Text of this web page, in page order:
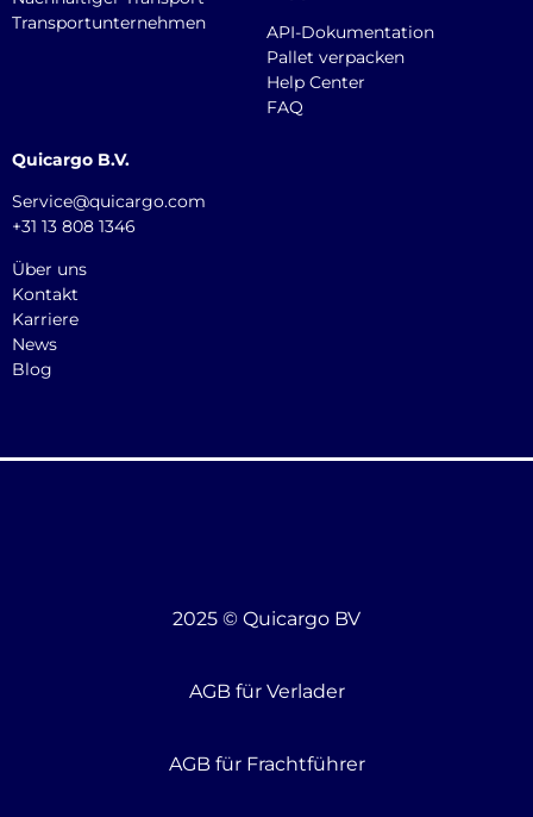
Transportunternehmen
API-Dokumentation
Pallet verpacken
Help Center
FAQ
Quicargo B.V.
Service@quicargo.com
+31 13 808 1346
Über uns
Kontakt
Karriere
News
Blog
2025 © Quicargo BV
AGB für Verlader
AGB für Frachtführer